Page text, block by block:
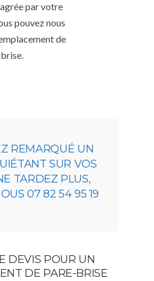
par votre
pouvez nous
de
REMARQUÉ UN
SUR VOS
TARDEZ PLUS,
07 82 54 95 19
DEVIS POUR UN
DE PARE-BRISE